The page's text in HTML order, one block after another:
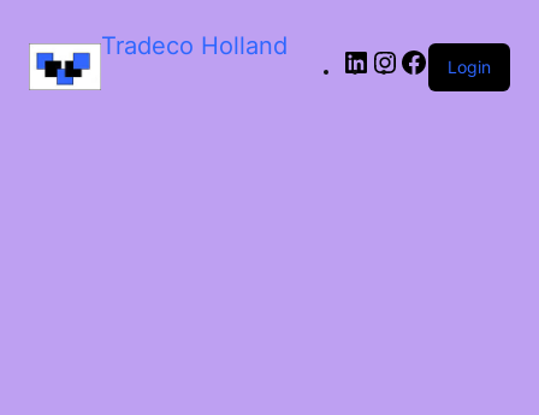
Tradeco Holland
Login